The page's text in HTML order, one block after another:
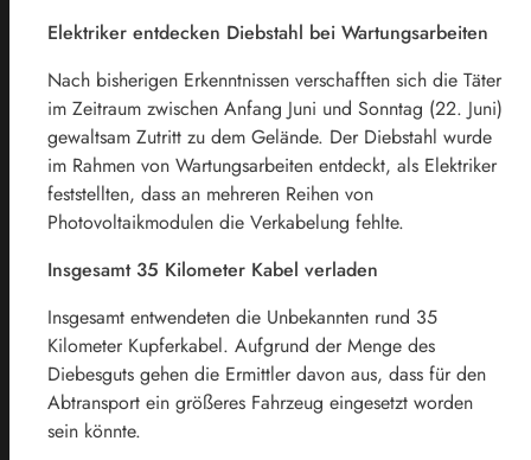
Elektriker entdecken Diebstahl bei Wartungsarbeiten
Nach bisherigen Erkenntnissen verschafften sich die Täter
im Zeitraum zwischen Anfang Juni und Sonntag (22. Juni)
gewaltsam Zutritt zu dem Gelände. Der Diebstahl wurde
im Rahmen von Wartungsarbeiten entdeckt, als Elektriker
feststellten, dass an mehreren Reihen von
Photovoltaikmodulen die Verkabelung fehlte.
Insgesamt 35 Kilometer Kabel verladen
Insgesamt entwendeten die Unbekannten rund 35
Kilometer Kupferkabel. Aufgrund der Menge des
Diebesguts gehen die Ermittler davon aus, dass für den
Abtransport ein größeres Fahrzeug eingesetzt worden
sein könnte.